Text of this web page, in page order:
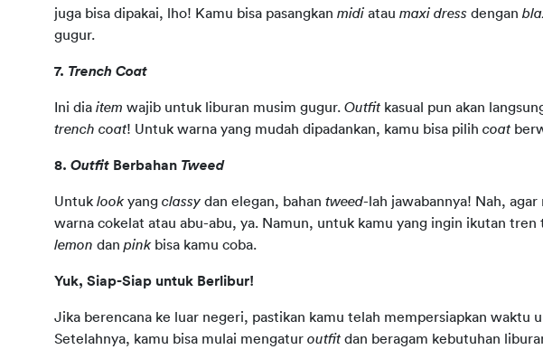
juga bisa dipakai, lho! Kamu bisa pasangkan midi atau maxi dress dengan
gugur.
7. Trench Coat
Ini dia item wajib untuk liburan musim gugur. Outfit kasual pun akan
trench coat! Untuk warna yang mudah dipadankan, kamu bisa pilih coat
8. Outfit Berbahan Tweed
Untuk look yang classy dan elegan, bahan tweed-lah jawabannya! Nah,
lemon dan pink bisa kamu coba.
Yuk, Siap-Siap untuk Berlibur!
Jika berencana ke luar negeri, pastikan kamu telah mempersiapkan waktu
Setelahnya, kamu bisa mulai mengatur outfit dan beragam kebutuhan